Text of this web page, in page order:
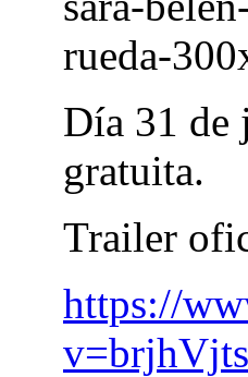
Día 31 de
gratuita.
Trailer
https://